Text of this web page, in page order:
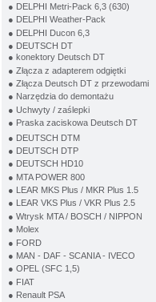
● DELPHI Metri-Pack 6,3 (630)
● DELPHI Weather-Pack
● DELPHI Ducon 6,3
● DEUTSCH DT
● konektory Deutsch DT
● Złącza z adapterem odgiętki
● Złącza Deutsch DT z przewodami
● Narzędzia do demontażu
● Uchwyty / zaślepki
● Praska zaciskowa Deutsch DT
● DEUTSCH DTM
● DEUTSCH DTP
● DEUTSCH HD10
● MTA POWER 800
● LEAR MKS Plus / MKR Plus 1.5
● LEAR VKS Plus / VKR Plus 2.5
● Wtrysk MTA / BOSCH / NIPPON
● Molex
● FORD
● MAN - DAF - SCANIA - IVECO
● OPEL (SFC 1,5)
● FIAT
● Renault PSA